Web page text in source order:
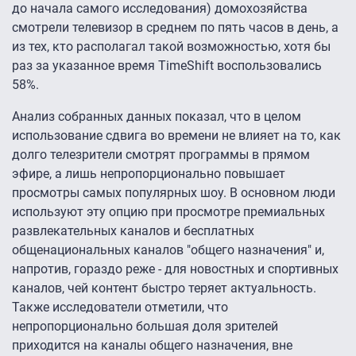
до начала самого исследования) домохозяйства
смотрели телевизор в среднем по пять часов в день, а
из тех, кто располагал такой возможностью, хотя бы
раз за указанное время TimeShift воспользовались
58%.
Анализ собранных данных показал, что в целом
использование сдвига во времени не влияет на то, как
долго телезрители смотрят программы в прямом
эфире, а лишь непропорционально повышает
просмотры самых популярных шоу. В основном люди
используют эту опцию при просмотре премиальных
развлекательных каналов и бесплатных
общенациональных каналов "общего назначения" и,
напротив, гораздо реже - для новостных и спортивных
каналов, чей контент быстро теряет актуальность.
Также исследователи отметили, что
непропорционально большая доля зрителей
приходится на каналы общего назначения, вне